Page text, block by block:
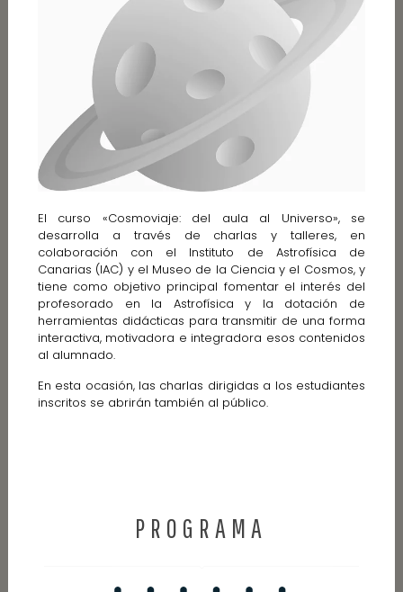
El curso «Cosmoviaje: del aula al Universo», se
desarrolla a través de charlas y talleres, en
colaboración con el Instituto de Astrofísica de
Canarias (IAC) y el Museo de la Ciencia y el Cosmos, y
tiene como objetivo principal fomentar el interés del
profesorado en la Astrofísica y la dotación de
herramientas didácticas para transmitir de una forma
interactiva, motivadora e integradora esos contenidos
al alumnado.
En esta ocasión, las charlas dirigidas a los estudiantes
inscritos se abrirán también al público.
PROGRAMA